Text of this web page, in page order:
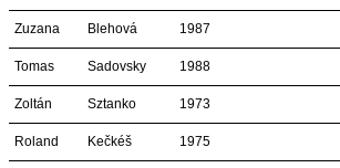
Zuzana Blehová 1987
Tomas Sadovsky 1988
Zoltán Sztanko 1973
Roland Kečkéš 1975